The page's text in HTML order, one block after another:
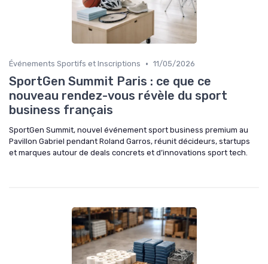
Événements Sportifs et Inscriptions • 11/05/2026
SportGen Summit Paris : ce que ce
nouveau rendez-vous révèle du sport
business français
SportGen Summit, nouvel événement sport business premium au
Pavillon Gabriel pendant Roland Garros, réunit décideurs, startups
et marques autour de deals concrets et d’innovations sport tech.